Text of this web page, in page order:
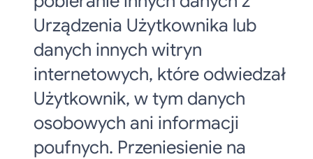
Urządzenia Użytkownika lub
danych innych witryn
internetowych, które odwiedzał
Użytkownik, w tym danych
osobowych ani informacji
poufnych. Przeniesienie na